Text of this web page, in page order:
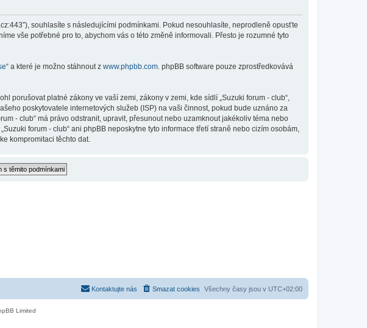
souhlasíte s následujícími podmínkami. Pokud nesouhlasíte, neprodleně opusťte
vše potřebné pro to, abychom vás o této změně informovali. Přesto je rozumné tyto
“ a které je možno stáhnout z www.phpbb.com. phpBB software pouze zprostředkovává
porušovat platné zákony ve vaší zemi, zákony v zemi, kde sídlí „Suzuki forum - club“,
poskytovatele internetových služeb (ISP) na vaši činnost, pokud bude uznáno za
- club“ má právo odstranit, upravit, přesunout nebo uzamknout jakékoliv téma nebo
forum - club“ ani phpBB neposkytne tyto informace třetí straně nebo cizím osobám,
kompromitaci těchto dat.
Všechny časy jsou v UTC+02:00
Smazat cookies
Kontaktujte nás
Limited